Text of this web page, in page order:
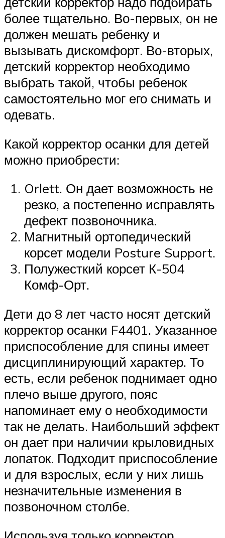
более тщательно. Во-первых, он не
должен мешать ребенку и
вызывать дискомфорт. Во-вторых,
детский корректор необходимо
выбрать такой, чтобы ребенок
самостоятельно мог его снимать и
одевать.
Какой корректор осанки для детей
можно приобрести:
Orlett. Он дает возможность не
резко, а постепенно исправлять
дефект позвоночника.
Магнитный ортопедический
корсет модели Posture Support.
Полужесткий корсет К-504
Комф-Орт.
Дети до 8 лет часто носят детский
корректор осанки F4401. Указанное
приспособление для спины имеет
дисциплинирующий характер. То
есть, если ребенок поднимает одно
плечо выше другого, пояс
напоминает ему о необходимости
так не делать. Наибольший эффект
он дает при наличии крыловидных
лопаток. Подходит приспособление
и для взрослых, если у них лишь
незначительные изменения в
позвоночном столбе.